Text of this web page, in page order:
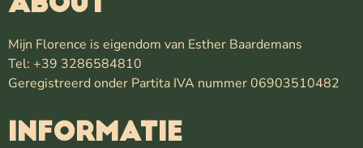
ABOUT
Mijn Florence is eigendom van Esther Baardemans
Tel: +39 3286584810
Geregistreerd onder Partita IVA nummer 06903510482
INFORMATIE